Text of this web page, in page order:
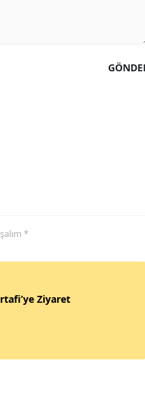
Karaman
Kırıkkale
*
Ziyaret